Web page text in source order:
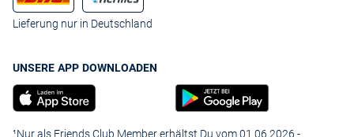
Lieferung nur in Deutschland
UNSERE APP DOWNLOADEN
¹Nur als Friends Club Member erhältst Du vom 01.06.2026 -